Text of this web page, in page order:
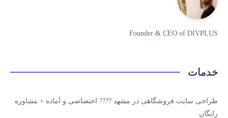
Founder & CEO of DIVPLUS
خدمات
طراحی سایت فروشگاهی در مشهد ???? اختصاصی و آماده + مشاوره
رایگان